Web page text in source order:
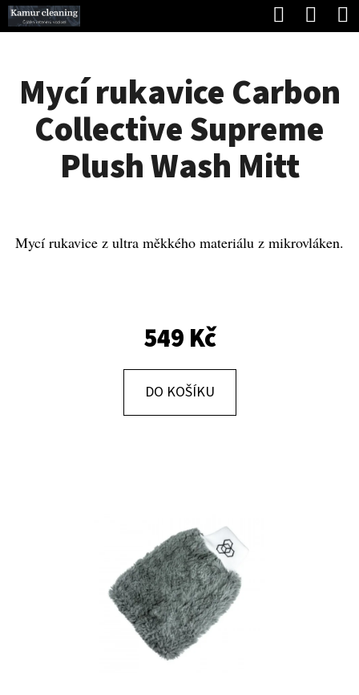
Přejít
na
Hledat
Mycí rukavice Carbon
Collective Supreme
Plush Wash Mitt
Mycí rukavice z ultra měkkého materiálu z mikrovláken.
549 Kč
DO KOŠÍKU
K
O Zpět
Zpět
Ř